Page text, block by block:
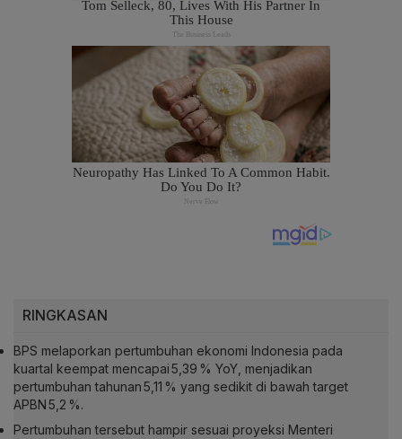
RINGKASAN
BPS melaporkan pertumbuhan ekonomi Indonesia pada
kuartal keempat mencapai 5,39 % YoY, menjadikan
pertumbuhan tahunan 5,11 % yang sedikit di bawah target
APBN 5,2 %.
Pertumbuhan tersebut hampir sesuai proyeksi Menteri